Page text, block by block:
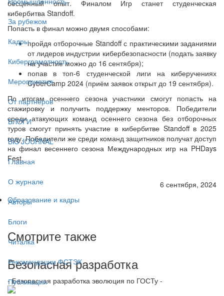
За рубежом
Кадры
Киберграмотность
Мероприятия
От партнёров
БЛОГИ
BIS JOURNAL
Главная
О журнале
Авторы
Блоги
Читалка
Рекомендации ФСТЭК
Публикации
бесценный опыт. Финалом Игр станет студенческая
кибербитва Standoff.
Попасть в финал можно двумя способами:
пройдя отборочные Standoff с практическими заданиями
от лидеров индустрии кибербезопасности (подать заявку
на участие можно до 16 сентября);
попав в топ-6 студенческой лиги на киберучениях
CyberCamp 2024 (приём заявок открыт до 19 сентября).
По итогам осеннего сезона участники смогут попасть на
стажировку и получить поддержку менторов. Победители
среди атакующих команд осеннего сезона без отборочных
туров смогут принять участие в кибербитве Standoff в 2025
году. Победители же среди команд защитников получат доступ
на финал весеннего сезона Международных игр на PHDays
Fest.
6 сентября, 2024
Образование и кадры
Смотрите также
Безопасная разработка
- Безопасная разработка эволюция по ГОСТу -